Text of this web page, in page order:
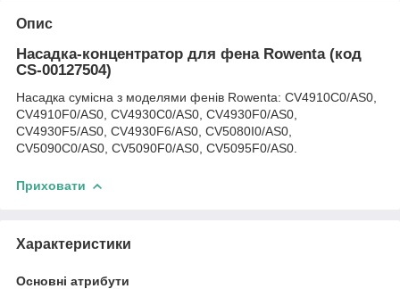
Опис
Насадка-концентратор для фена Rowenta (код
CS-00127504)
Насадка сумісна з моделями фенів Rowenta: CV4910C0/AS0,
CV4910F0/AS0, CV4930C0/AS0, CV4930F0/AS0,
CV4930F5/AS0, CV4930F6/AS0, CV5080I0/AS0,
CV5090C0/AS0, CV5090F0/AS0, CV5095F0/AS0.
Приховати
Характеристики
Основні атрибути